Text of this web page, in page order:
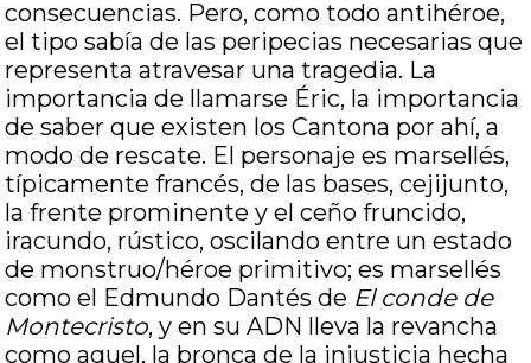
consecuencias. Pero, como todo antihéroe,
el tipo sabía de las peripecias necesarias que
representa atravesar una tragedia. La
importancia de llamarse Éric, la importancia
de saber que existen los Cantona por ahí, a
modo de rescate. El personaje es marsellés,
típicamente francés, de las bases, cejijunto,
la frente prominente y el ceño fruncido,
iracundo, rústico, oscilando entre un estado
de monstruo/héroe primitivo; es marsellés
como el Edmundo Dantés de El conde de
Montecristo, y en su ADN lleva la revancha
como aquel, la bronca de la injusticia hecha